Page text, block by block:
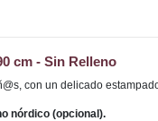
cm - Sin Relleno
con un delicado
nórdico (opcional).